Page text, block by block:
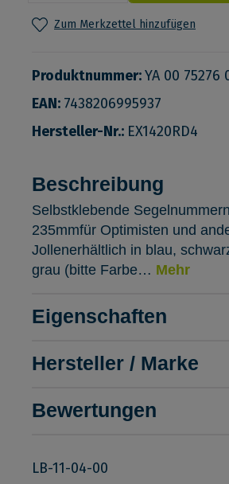
Zum Merkzettel hinzufügen
Produktnummer:YA 00 75276
EAN: 7438206995937
Hersteller-Nr.: EX1420RD4
Beschreibung
Selbstklebende
235mmfür Optimisten und
Jollenerhältlich in blau,
grau (bitte Farbe… Mehr
Eigenschaften
Hersteller / Marke
Bewertungen
LB-11-04-00